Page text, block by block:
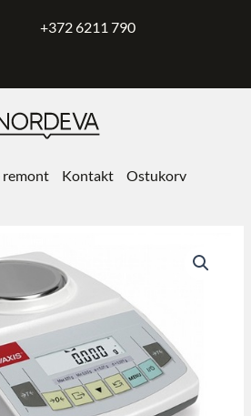
+372 6211 790
remont Kontakt Ostukorv